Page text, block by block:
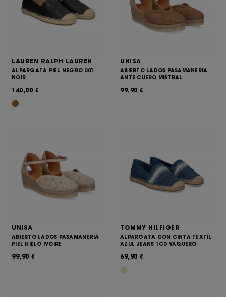
LAUREN RALPH LAUREN
ALPARGATA PIEL NEGRO 001
NOIR
140,00 €
UNISA
ABIERTO LADOS PASAMANERIA
ANTE CUERO MISTRAL
99,90 €
UNISA
ABIERTO LADOS PASAMANERIA
PIEL HIELO IVOIRE
99,90 €
TOMMY HILFIGER
ALPARGATA CON CINTA TEXTIL
AZUL JEANS 1CD VAQUERO
69,90 €